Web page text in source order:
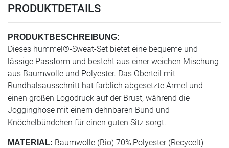
PRODUKTDETAILS
PRODUKTBESCHREIBUNG:
Dieses hummel®-Sweat-Set bietet eine bequeme und
lässige Passform und besteht aus einer weichen Mischung
aus Baumwolle und Polyester. Das Oberteil mit
Rundhalsausschnitt hat farblich abgesetzte Ärmel und
einen großen Logodruck auf der Brust, während die
Jogginghose mit einem dehnbaren Bund und
Knöchelbündchen für einen guten Sitz sorgt.
MATERIAL: Baumwolle (Bio) 70%,Polyester (Recycelt)